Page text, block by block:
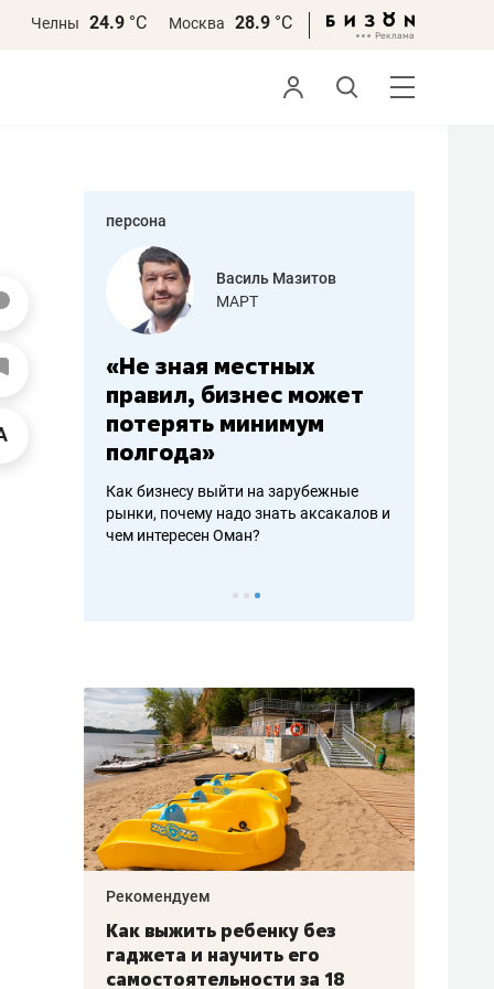
Челны 24.9 °С Москва 28.9 °С
персона
работа
Василь Мазитов
МАРТ
«Не зная местных
правил, бизнес может
потерять минимум
полгода»
Как бизнесу выйти на зарубежные
рынки, почему надо знать аксакалов и
чем интересен Оман?
Рекомендуем
Как выжить ребенку без
гаджета и научить его
самостоятельности за 18